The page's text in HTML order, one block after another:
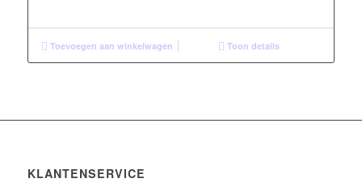
Toevoegen aan winkelwagen Toon details
KLANTENSERVICE